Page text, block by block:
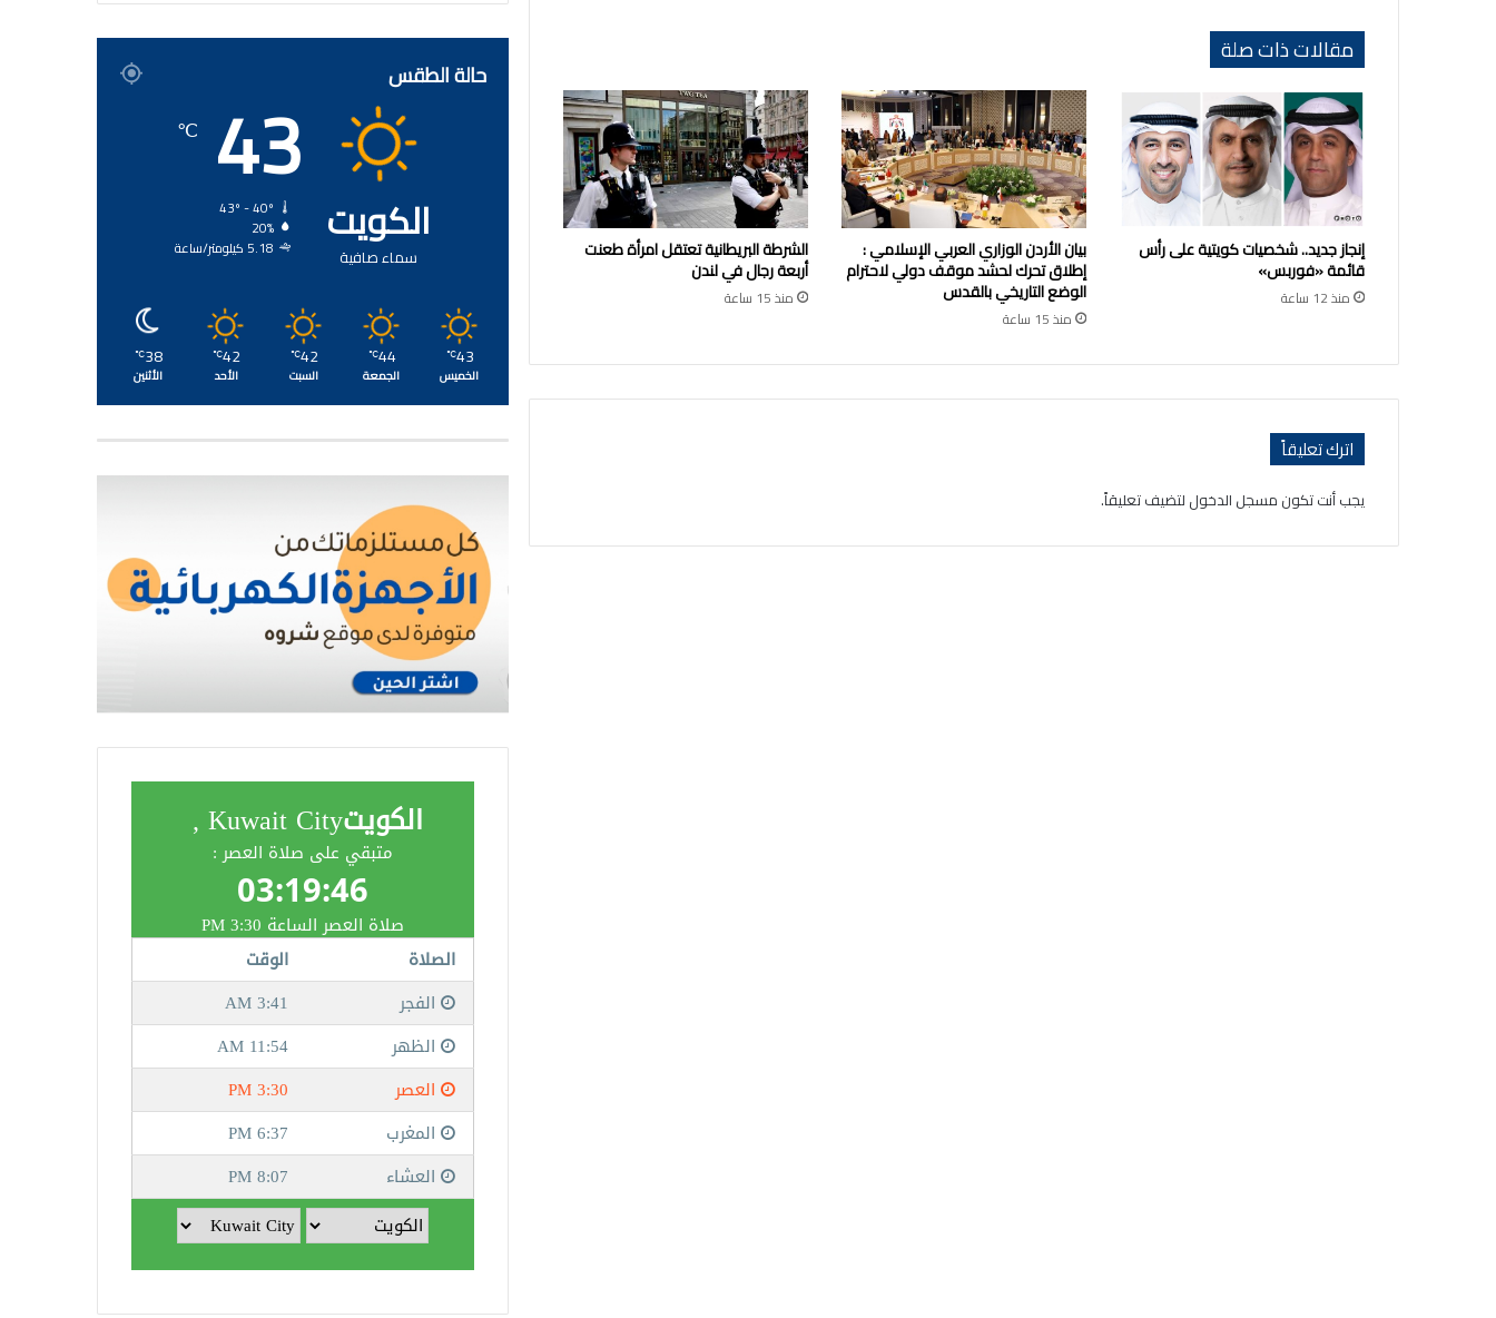
مقالات ذات صلة
إنجاز جديد.. شخصيات كويتية على رأس
قائمة «فوربس»
منذ 12 ساعة
بيان الأردن الوزاري العربي الإسلامي :
إطلاق تحرك لحشد موقف دولي لاحترام
الوضع التاريخي بالقدس
منذ 15 ساعة
الشرطة البريطانية تعتقل امرأة طعنت
أربعة رجال في لندن
منذ 15 ساعة
اترك تعليقاً
يجب أنت تكون مسجل الدخول لتضيف تعليقاً.
حالة الطقس
الكويت
سماء صافية
43
℃
20%
5.18 كيلومتر/ساعة
43
℃
الخميس
44
℃
الجمعة
42
℃
السبت
42
℃
الأحد
38
℃
الأثنين